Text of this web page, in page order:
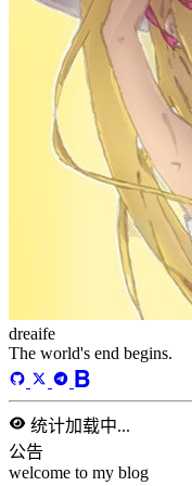
dreaife
The world's end begins.
统计加载中...
公告